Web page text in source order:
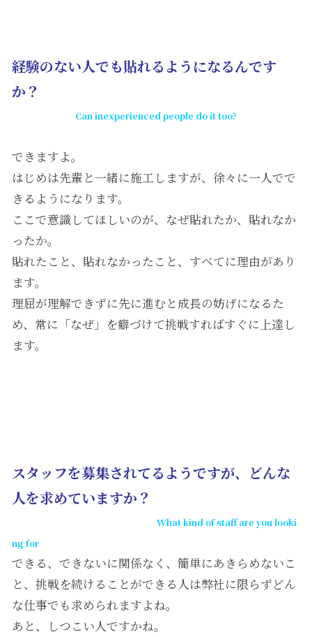
経験のない人でも貼れるようになるんです
か？
Can inexperienced people do it too?
できますよ。
はじめは先輩と一緒に施工しますが、徐々に一人でで
きるようになります。
ここで意識してほしいのが、なぜ貼れたか、貼れなか
ったか。
貼れたこと、貼れなかったこと、すべてに理由があり
ます。
理屈が理解できずに先に進むと成長の妨げになるた
め、常に「なぜ」を癖づけて挑戦すればすぐに上達し
ます。
スタッフを募集されてるようですが、どんな
人を求めていますか？
What kind of staff are you looki
ng for
できる、できないに関係なく、簡単にあきらめないこ
と、挑戦を続けることができる人は弊社に限らずどん
な仕事でも求められますよね。
あと、しつこい人ですかね。